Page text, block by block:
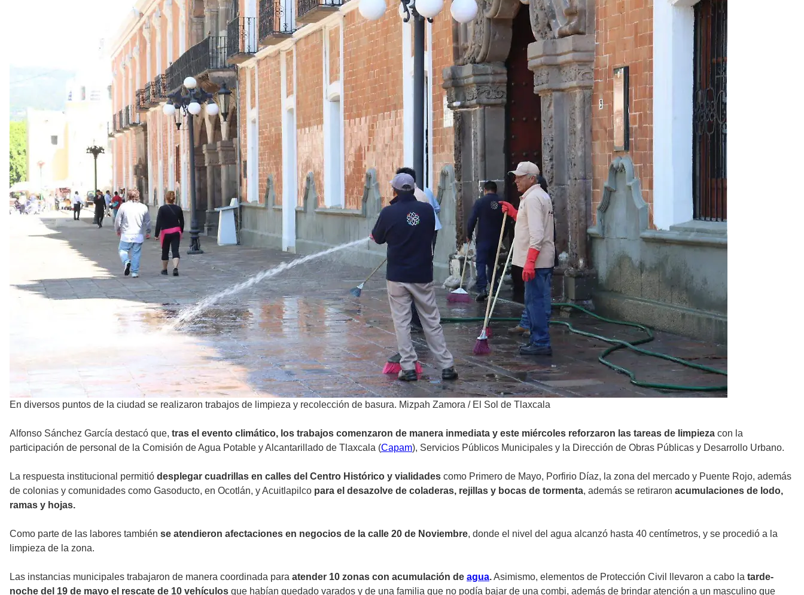
En diversos puntos de la ciudad se realizaron trabajos de limpieza y recolección de basura. Mizpah Zamora / El Sol de Tlaxcala
Alfonso Sánchez García destacó que, tras el evento climático, los trabajos comenzaron de manera inmediata y este miércoles reforzaron las tareas de limpieza con la
participación de personal de la Comisión de Agua Potable y Alcantarillado de Tlaxcala (Capam), Servicios Públicos Municipales y la Dirección de Obras Públicas y Desarrollo Urbano.
La respuesta institucional permitió desplegar cuadrillas en calles del Centro Histórico y vialidades como Primero de Mayo, Porfirio Díaz, la zona del mercado y Puente Rojo, además
de colonias y comunidades como Gasoducto, en Ocotlán, y Acuitlapilco para el desazolve de coladeras, rejillas y bocas de tormenta, además se retiraron acumulaciones de lodo,
ramas y hojas.
Como parte de las labores también se atendieron afectaciones en negocios de la calle 20 de Noviembre, donde el nivel del agua alcanzó hasta 40 centímetros, y se procedió a la
limpieza de la zona.
Las instancias municipales trabajaron de manera coordinada para atender 10 zonas con acumulación de agua.Asimismo, elementos de Protección Civil llevaron a cabo la tarde-
noche del 19 de mayo el rescate de 10 vehículos que habían quedado varados y de una familia que no podía bajar de una combi, además de brindar atención a un masculino que